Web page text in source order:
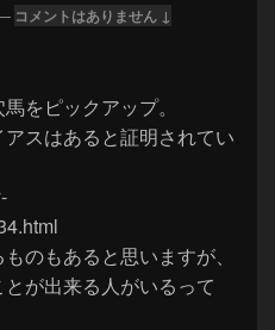
コメントはありません ↓
をピックアップ。
スはあると証明されてい
のもあると思いますが、
が出来る人がいるって